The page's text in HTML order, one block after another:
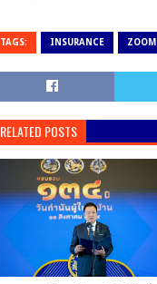
TAGS: INSURANCE ZOOM
RELATED POSTS